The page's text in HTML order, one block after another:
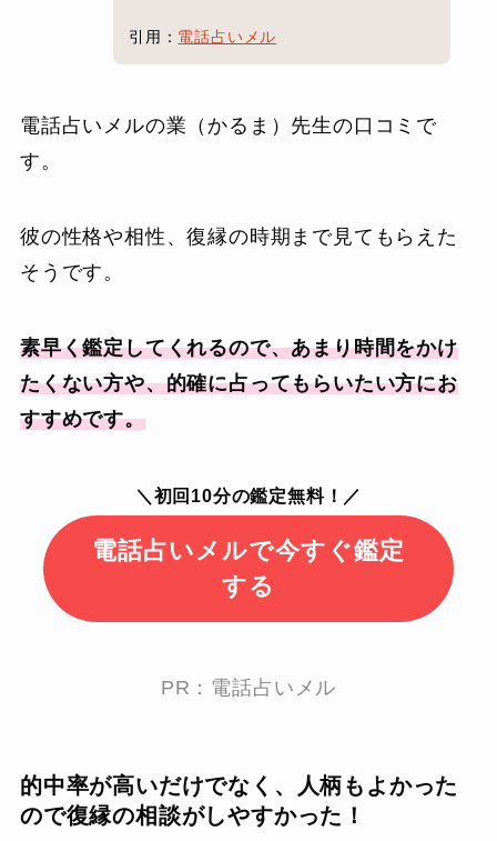
引用： 電話占いメル
電話占いメルの業（かるま）先生の口コミで
す。
彼の性格や相性、復縁の時期まで見てもらえた
そうです。
素早く鑑定してくれるので、あまり時間をかけ
たくない方や、的確に占ってもらいたい方にお
すすめです。
＼初回10分の鑑定無料！／
電話占いメルで今すぐ鑑定
する
PR：電話占いメル
的中率が高いだけでなく、人柄もよかった
ので復縁の相談がしやすかった！